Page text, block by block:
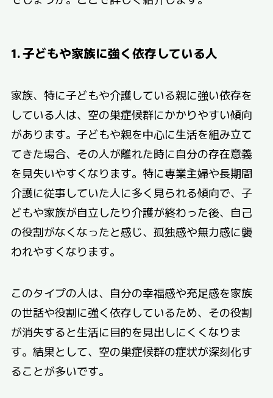
1. 子どもや家族に強く依存している人
家族、特に子どもや介護している親に強い依存を
している人は、空の巣症候群にかかりやすい傾向
があります。子どもや親を中心に生活を組み立て
てきた場合、その人が離れた時に自分の存在意義
を見失いやすくなります。特に専業主婦や長期間
介護に従事していた人に多く見られる傾向で、子
どもや家族が自立したり介護が終わった後、自己
の役割がなくなったと感じ、孤独感や無力感に襲
われやすくなります。
このタイプの人は、自分の幸福感や充足感を家族
の世話や役割に強く依存しているため、その役割
が消失すると生活に目的を見出しにくくなりま
す。結果として、空の巣症候群の症状が深刻化す
ることが多いです。